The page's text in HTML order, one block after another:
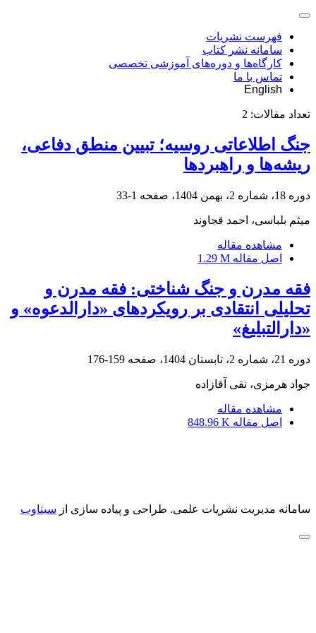
فهرست نشریات
سامانه نشر کتاب
کارگاه‌ها و دوره‌های آموزشی تخصصی
تماس با ما
English
تعداد مقالات: 2
جنگ اطلاعاتی روسیه؛ تبیین منطق دفاعی،
ریشه‌ها و راهبردها
دوره 18، شماره 2، بهمن 1404، صفحه 1-33
میثم بلباسی، احمد قجاوند
مشاهده مقاله
اصل مقاله 1.29 M
فقه مدرن و جنگ شناختی: فقه مدرن و
تحلیلی انتقادی بر رویکردهای «دارالدعوه» و
«دارالتبلیغ»
دوره 21، شماره 2، تابستان 1404، صفحه 159-176
جواد هرمزی، نقی آقازاده
مشاهده مقاله
اصل مقاله 848.96 K
سامانه مدیریت نشریات علمی. طراحی و پیاده سازی از سیناوب